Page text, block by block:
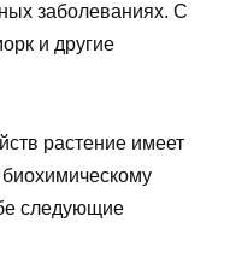
заболеваниях. С
и другие
растение имеет
следующие